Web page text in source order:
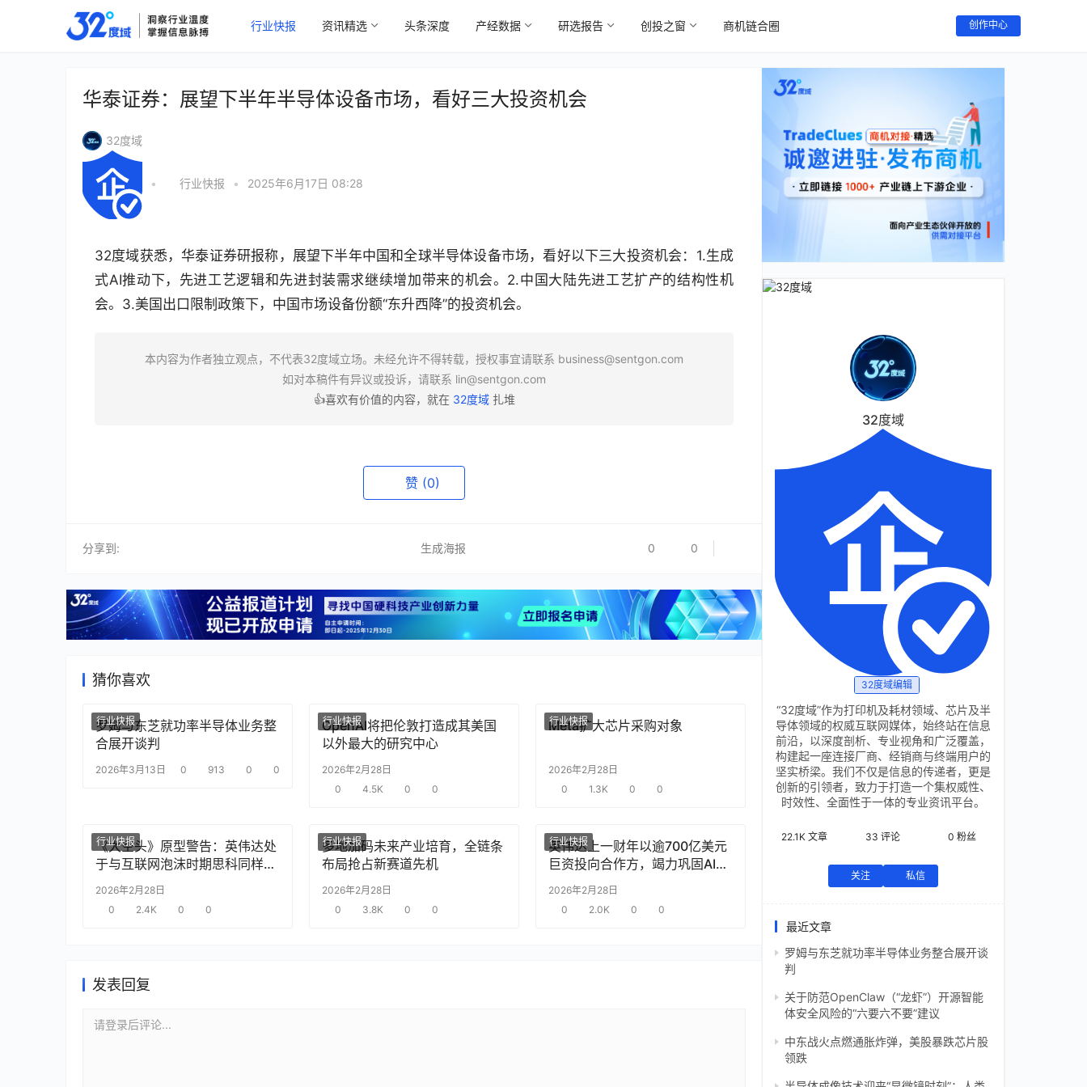
行业快报 资讯精选 头条深度 产经数据 研选报告 创投之窗 商机链合圈 创作中心
华泰证券：展望下半年半导体设备市场，看好三大投资机会
32度域
• 行业快报 • 2025年6月17日 08:28
32度域获悉，华泰证券研报称，展望下半年中国和全球半导体设备市场，看好以下三大投资机会：1.生成
式AI推动下，先进工艺逻辑和先进封装需求继续增加带来的机会。2.中国大陆先进工艺扩产的结构性机
会。3.美国出口限制政策下，中国市场设备份额“东升西降”的投资机会。
本内容为作者独立观点，不代表32度域立场。未经允许不得转载，授权事宜请联系 business@sentgon.com
如对本稿件有异议或投诉，请联系 lin@sentgon.com
👍喜欢有价值的内容，就在 32度域扎堆
赞 (0)
分享到: 生成海报 0 0
猜你喜欢
行业快报
罗姆与东芝就功率半导体业务整
合展开谈判
2026年3月13日 0 913 0 0
行业快报
OpenAI将把伦敦打造成其美国
以外最大的研究中心
2026年2月28日
0
4.5K 0 0
行业快报
Meta扩大芯片采购对象
2026年2月28日
0
1.3K 0 0
行业快报
《大空头》原型警告：英伟达处
于与互联网泡沫时期思科同样的
“危险境地”
2026年2月28日
0
2.4K 0 0
行业快报
多地加码未来产业培育，全链条
布局抢占新赛道先机
2026年2月28日
0
3.8K 0 0
行业快报
英伟达上一财年以逾700亿美元
巨资投向合作方，竭力巩固AI芯
片需求
2026年2月28日
0
2.0K 0 0
发表回复
请登录后评论...
32度域
32度域编辑
“32度域”作为打印机及耗材领域、芯片及半
导体领域的权威互联网媒体，始终站在信息
前沿，以深度剖析、专业视角和广泛覆盖，
构建起一座连接厂商、经销商与终端用户的
坚实桥梁。我们不仅是信息的传递者，更是
创新的引领者，致力于打造一个集权威性、
时效性、全面性于一体的专业资讯平台。
22.1K 文章 33 评论 0 粉丝
关注 私信
最近文章
罗姆与东芝就功率半导体业务整合展开谈
判
关于防范OpenClaw（“龙虾”）开源智能
体安全风险的“六要六不要”建议
中东战火点燃通胀炸弹，美股暴跌芯片股
领跌